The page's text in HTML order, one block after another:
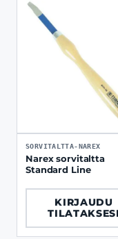
SORVITALTTA-NAREX
Narex sorvitaltta
Standard Line
KIRJAUDU
TILATAKSESI